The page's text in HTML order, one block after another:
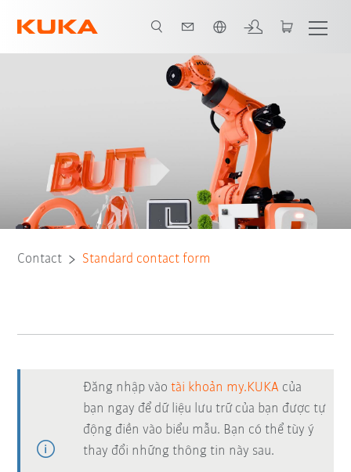
Contact Standard contact form
Đăng nhập vàotài khoản my.KUKA của
bạn ngay để dữ liệu lưu trữ của bạn được tự
động điền vào biểu mẫu. Bạn có thể tùy ý
thay đổi những thông tin này sau.